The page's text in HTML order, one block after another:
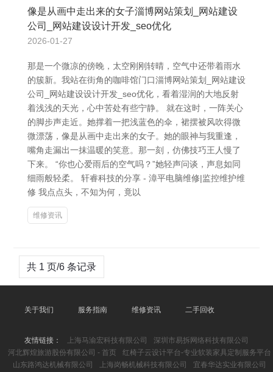
像是从画中走出来的女子淄博网站策划_网站建设
公司_网站建设设计开发_seo优化
2026-01-27
那是一个微凉的傍晚，太空刚刚转晴，空气中还带着雨水
的簇新。我站在街角的咖啡馆门口淄博网站策划_网站建设
公司_网站建设设计开发_seo优化，看着湿润的大地反射
着浅浅的天光，心中苦处有些宁静。 就在这时，一阵关心
的脚步声走近。她撑着一把浅蓝色的伞，裙摆被风吹得微
微漂荡，像是从画中走出来的女子。她的眼神与我重逢，
嘴角走漏出一抹温暖的笑意。那一刻，仿佛技巧王人慢了
下来。 “你也心爱雨后的空气吗？”她轻声问谈，声息如同
细雨般轻柔。 轩睿科技的分享 - 漳平电脑维修|监控维护维
修 我点点头，不知为何，竟以
维修资讯
共 1 页/6 条记录
关于我们 服务指南 维修资讯 二手回收
友情链接： 上海马渝宏科技有限公司
深圳市易拆网络科技有限公司
河北辉煌旅游股份有限公司 - 首页
红椅子云设计平台-专业软装家具定制服务平台
山东路鸿达机械有限公司
上海岗畅机械科技有限公司
宜春华达实业有限公司